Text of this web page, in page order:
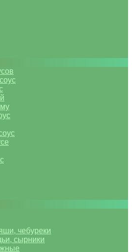
чебуреки
сырники